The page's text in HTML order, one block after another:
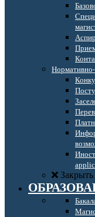
Закрыть